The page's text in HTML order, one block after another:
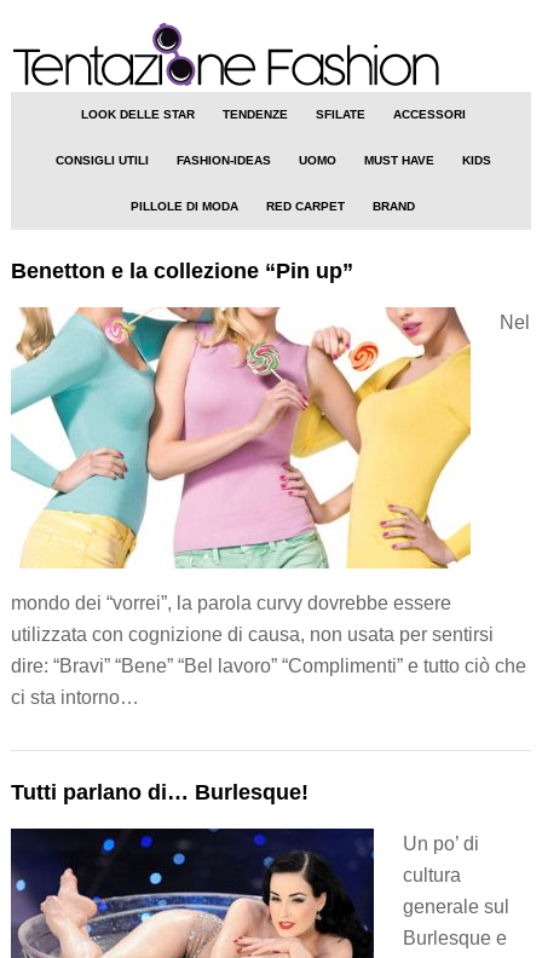
LOOK DELLE STAR TENDENZE SFILATE ACCESSORI
CONSIGLI UTILI FASHION-IDEAS UOMO MUST HAVE KIDS
PILLOLE DI MODA RED CARPET BRAND
Benetton e la collezione “Pin up”
Nel
mondo dei “vorrei”, la parola curvy dovrebbe essere
utilizzata con cognizione di causa, non usata per sentirsi
dire: “Bravi” “Bene” “Bel lavoro” “Complimenti” e tutto ciò che
ci sta intorno…
Tutti parlano di… Burlesque!
Un po’ di
cultura
generale sul
Burlesque e